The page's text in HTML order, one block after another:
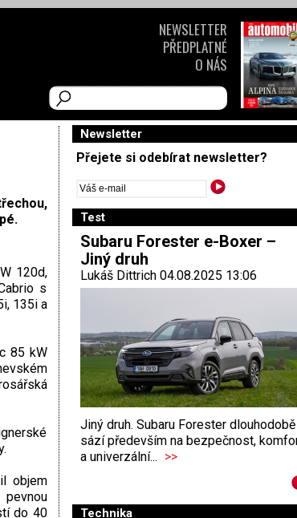
120d,
s
135i a
85 kW
objem
do 40
Newsletter
Přejete si odebírat newsletter?
Test
Subaru Forester e-Boxer –
Jiný druh
Lukáš Dittrich 04.08.2025 13:06
Jiný druh. Subaru Forester dlouhodobě
sází především na bezpečnost,
a univerzální... >>
Technika
NEWSLETTER
PŘEDPLATNÉ
O NÁS